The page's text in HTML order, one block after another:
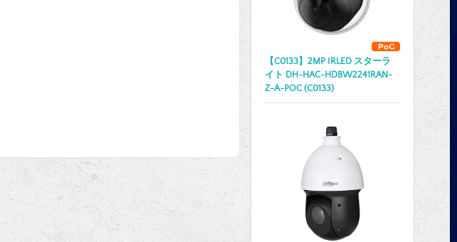
【C0133】2MP IRLED スターラ
イト DH-HAC-HDBW2241RAN-
Z-A-POC (C0133)